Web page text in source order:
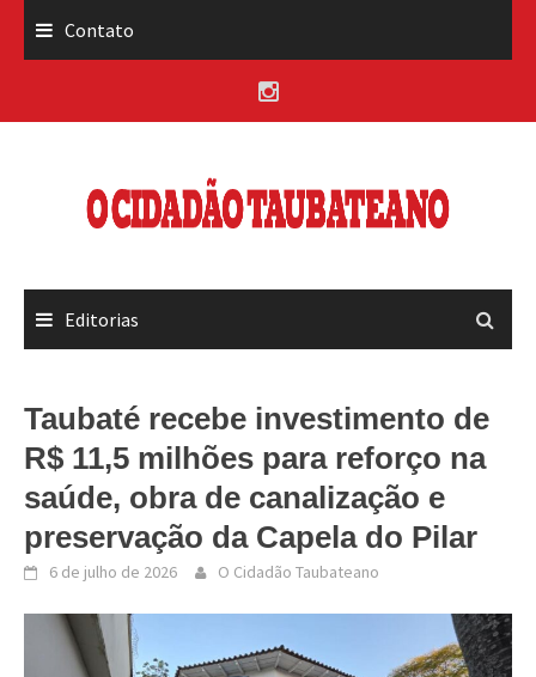
Contato
Editorias
Taubaté recebe investimento de
R$ 11,5 milhões para reforço na
saúde, obra de canalização e
preservação da Capela do Pilar
6 de julho de 2026 O Cidadão Taubateano